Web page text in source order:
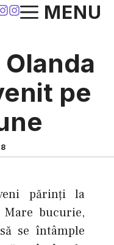
MENU
pe
părinți la
bucurie,
se întâmple